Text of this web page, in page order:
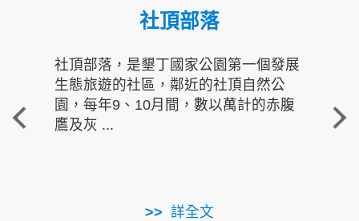
社頂部落
社頂部落，是墾丁國家公園第一個發展
生態旅遊的社區，鄰近的社頂自然公
園，每年9、10月間，數以萬計的赤腹
鷹及灰 ...
詳全文
重
走進